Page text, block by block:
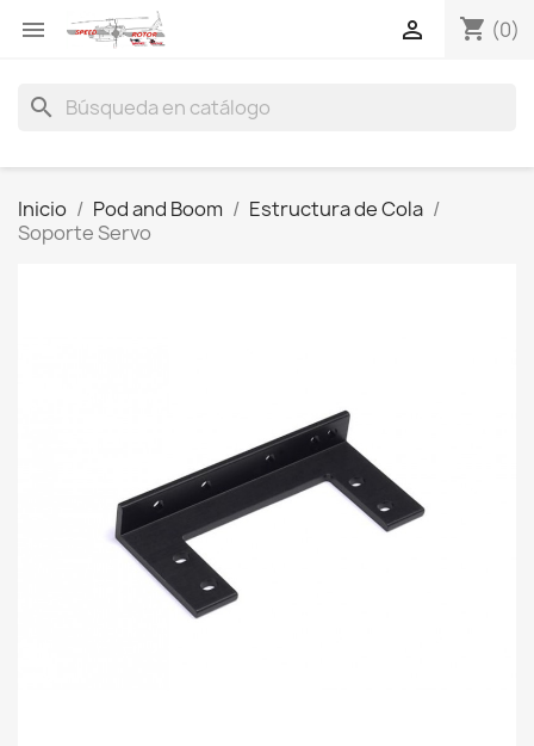
 shopping_cart (0)

search
Inicio Pod and Boom
Estructura de Cola
Soporte Servo